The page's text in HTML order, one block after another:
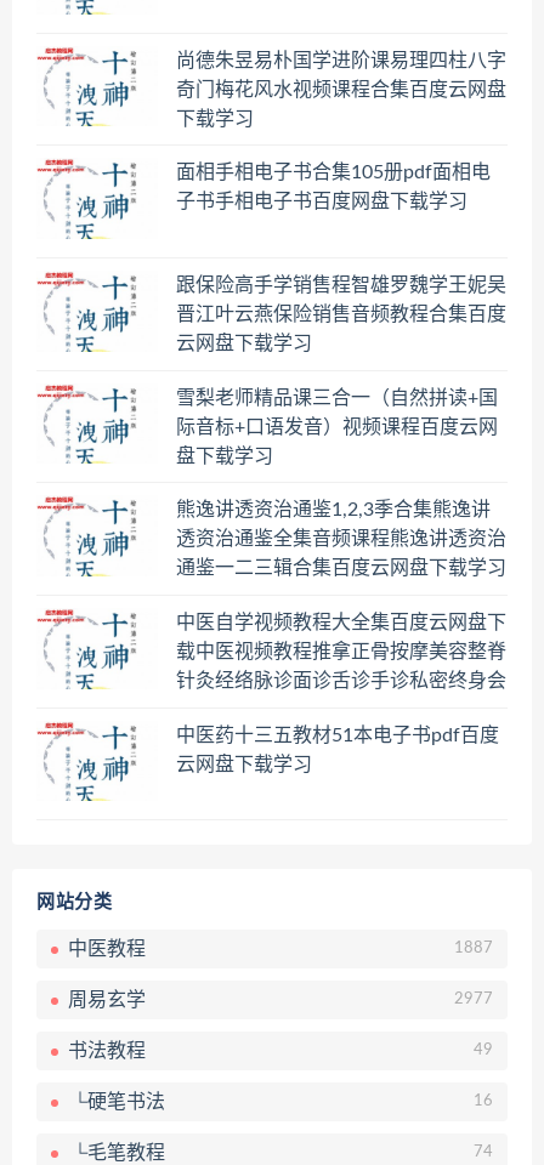
尚德朱昱易朴国学进阶课易理四柱八字
奇门梅花风水视频课程合集百度云网盘
下载学习
面相手相电子书合集105册pdf面相电
子书手相电子书百度网盘下载学习
跟保险高手学销售程智雄罗魏学王妮吴
晋江叶云燕保险销售音频教程合集百度
云网盘下载学习
雪梨老师精品课三合一（自然拼读+国
际音标+口语发音）视频课程百度云网
盘下载学习
熊逸讲透资治通鉴1,2,3季合集熊逸讲
透资治通鉴全集音频课程熊逸讲透资治
通鉴一二三辑合集百度云网盘下载学习
中医自学视频教程大全集百度云网盘下
载中医视频教程推拿正骨按摩美容整脊
针灸经络脉诊面诊舌诊手诊私密终身会
中医药十三五教材51本电子书pdf百度
云网盘下载学习
网站分类
中医教程 1887
周易玄学 2977
书法教程 49
└硬笔书法 16
└毛笔教程 74